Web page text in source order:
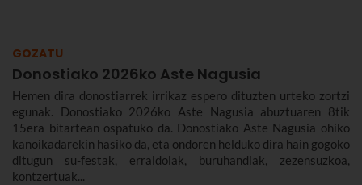
GOZATU
Donostiako 2026ko Aste Nagusia
Hemen dira donostiarrek irrikaz espero dituzten urteko zortzi
egunak. Donostiako 2026ko Aste Nagusia abuztuaren 8tik
15era bitartean ospatuko da. Donostiako Aste Nagusia ohiko
kanoikadarekin hasiko da, eta ondoren helduko dira hain gogoko
ditugun su-festak, erraldoiak, buruhandiak, zezensuzkoa,
kontzertuak...